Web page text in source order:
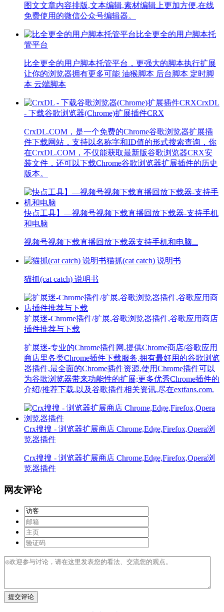
图文文章内容排版,文本编辑,素材编辑上更加方便,在线
免费使用的微信公众号编辑器。
比全更全的用户脚本托
管平台
比全更全的用户脚本托管平台，更强大的脚本执行扩展
让你的浏览器拥有更多可能 油猴脚本 后台脚本 定时脚
本 云端脚本
CrxDL
- 下载谷歌浏览器(Chrome)扩展插件CRX
CrxDL.COM，是一个免费的Chrome谷歌浏览器扩展插
件下载网站，支持以名称字和ID值的形式搜索查询，你
在CrxDL.COM，不仅能获取最新版谷歌浏览器CRX安
装文件，还可以下载Chrome谷歌浏览器扩展插件的历史
版本。
快点工具】—视频号视频下载直播回放下载器-支持手机
和电脑
视频号视频下载直播回放下载器支持手机和电脑...
猫抓(cat catch) 说明书
猫抓(cat catch) 说明书
扩展迷-Chrome插件/扩展,谷歌浏览器插件,谷歌应用商店
插件推荐与下载
扩展迷-专业的Chrome插件网,提供Chrome商店/谷歌应用
商店里各类Chrome插件下载服务,拥有最好用的谷歌浏览
器插件,最全面的Chrome插件资源,使用Chrome插件可以
为谷歌浏览器带来功能性的扩展;更多优秀Chrome插件的
介绍/推荐下载,以及谷歌插件相关资讯,尽在extfans.com.
Crx搜搜 - 浏览器扩展商店 Chrome,Edge,Firefox,Opera浏
览器插件
Crx搜搜 - 浏览器扩展商店 Chrome,Edge,Firefox,Opera浏
览器插件
网友评论
提交评论